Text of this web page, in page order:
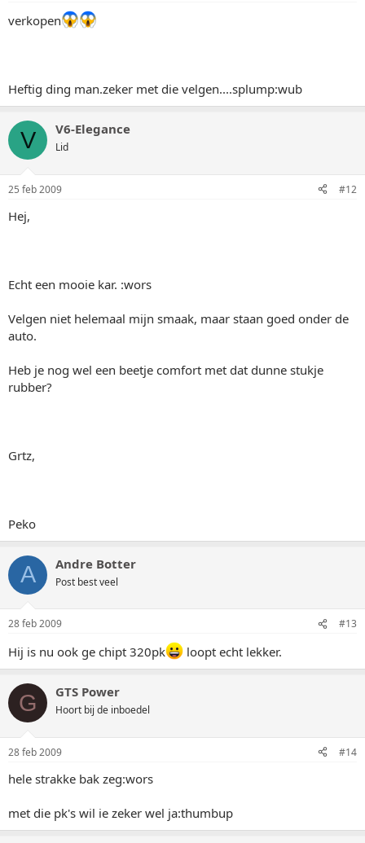
verkopen
Heftig ding man.zeker met die velgen....splump:wub
V V6-Elegance
Lid
25 feb 2009 #12
Hej,
Echt een mooie kar. :wors
Velgen niet helemaal mijn smaak, maar staan goed onder de
auto.
Heb je nog wel een beetje comfort met dat dunne stukje
rubber?
Grtz,
Peko
A Andre Botter
Post best veel
28 feb 2009 #13
Hij is nu ook ge chipt 320pk loopt echt lekker.
G GTS Power
Hoort bij de inboedel
28 feb 2009 #14
hele strakke bak zeg:wors
met die pk's wil ie zeker wel ja:thumbup